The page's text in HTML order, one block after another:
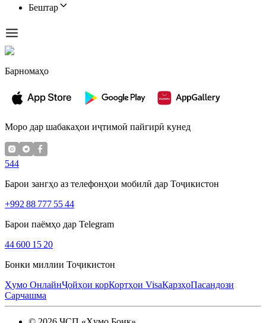
Бештар
Барномаҳо
Моро дар шабакаҳои иҷтимоӣ пайгирӣ кунед
544
Барои зангҳо аз телефонҳои мобилӣ дар Тоҷикистон
+992 88 777 55 44
Барои паёмҳо дар Telegram
44 600 15 20
Бонки миллии Тоҷикистон
Ҳумо ОнлайнҶойҳои корКортҳои VisaҚарзҳоПасандози
Сарчашма